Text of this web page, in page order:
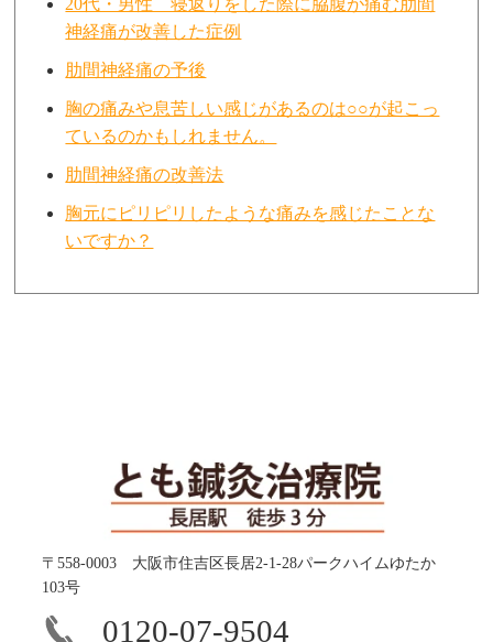
20代・男性 寝返りをした際に脇腹が痛む肋間
神経痛が改善した症例
肋間神経痛の予後
胸の痛みや息苦しい感じがあるのは○○が起こっ
ているのかもしれません。
肋間神経痛の改善法
胸元にピリピリしたような痛みを感じたことな
いですか？
〒558-0003 大阪市住吉区長居2-1-28パークハイムゆたか
103号
0120-07-9504